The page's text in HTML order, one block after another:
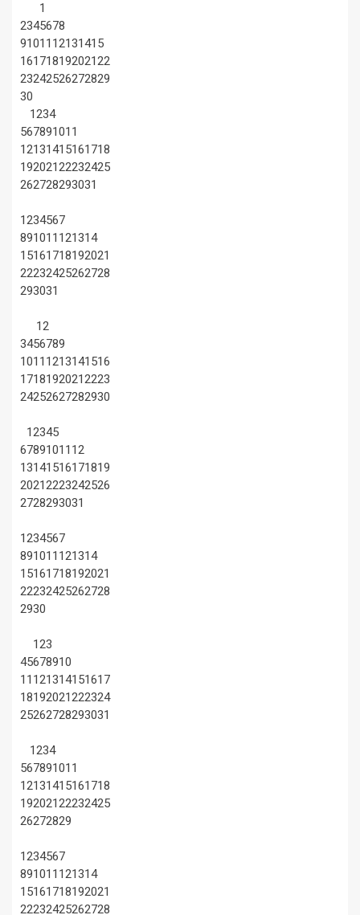
1
2345678
91011 12131415
16171819202122
23242526272829
30
1234
567891011
12131415161718
19202122232425
262728293031
1234567
891011 121314
15161718192021
22232425262728
293031
12
3456789
1011 1213141516
17181920212223
24252627282930
12345
67891011 12
13141516171819
20212223242526
2728293031
1234567
891011 121314
15161718192021
22232425262728
2930
123
45678910
11 121314151617
18192021222324
25262728293031
1234
567891011
12131415161718
19202122232425
26272829
1234567
891011 121314
15161718192021
22232425262728